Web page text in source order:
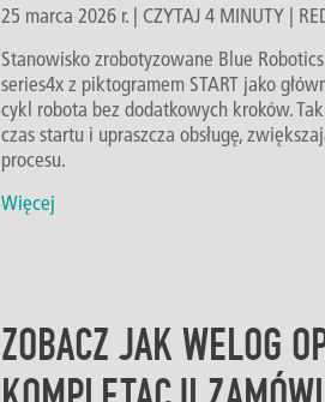
25 marca 2026 r. | CZYTAJ 4 MINUTY |
Stanowisko zrobotyzowane Blue
series4x z piktogramem START jako
cykl robota bez dodatkowych kroków.
czas startu i upraszcza obsługę,
procesu.
Więcej
ZOBACZ JAK WELOG